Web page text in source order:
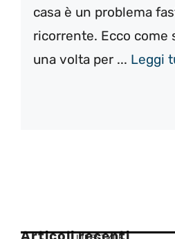
casa è un problema
ricorrente. Ecco come
una volta per ... Leggi
Articoli recenti